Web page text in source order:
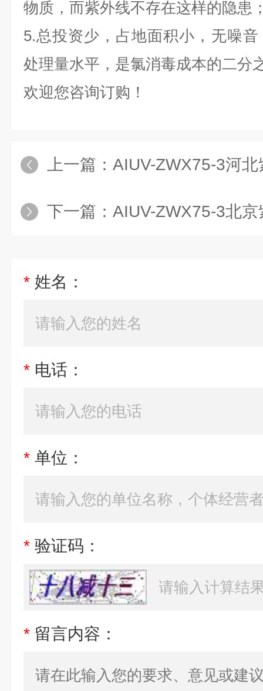
物质，而紫外线不存在这样的隐患
5.总投资少，占地面积小，无噪
处理量水平，是氯消毒成本的二分
欢迎您咨询订购！
上一篇： AIUV-ZWX75-3河
下一篇： AIUV-ZWX75-3北
* 姓名：
* 电话：
* 单位：
* 验证码：
* 留言内容：